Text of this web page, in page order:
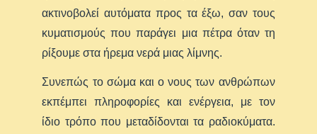
ακτινοβολεί αυτόματα προς τα έξω, σαν τους
κυματισμούς που παράγει μια πέτρα όταν τη
ρίξουμε στα ήρεμα νερά μιας λίμνης.
Συνεπώς το σώμα και ο νους των ανθρώπων
εκπέμπει πληροφορίες και ενέργεια, με τον
ίδιο τρόπο που μεταδίδονται τα ραδιοκύματα.